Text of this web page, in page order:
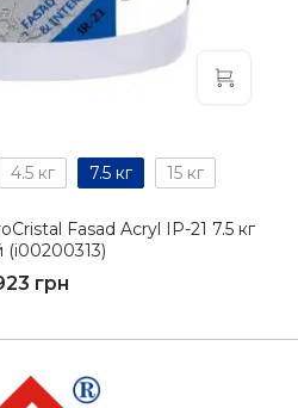
4.5 кг 7.5 кг 15 кг
Fasad Acryl IР-21 7.5 кг
(i00200313)
грн